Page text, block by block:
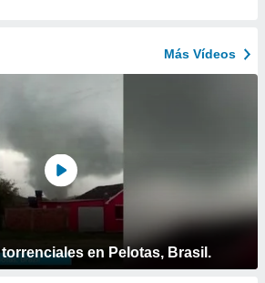
Más Vídeos
en Pelotas, Brasil.